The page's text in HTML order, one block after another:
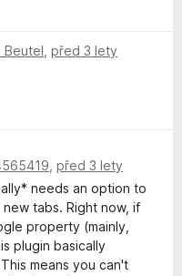
Beutel před 3 lety
před 3 lety
needs an option to
tabs. Right now, if
property (mainly,
plugin basically
means you can't